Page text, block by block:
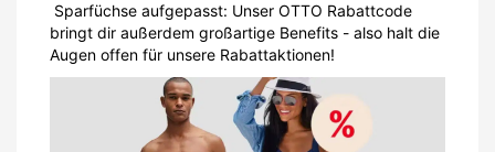
Sparfüchse aufgepasst: Unser OTTO Rabattcode
bringt dir außerdem großartige Benefits - also halt die
Augen offen für unsere Rabattaktionen!